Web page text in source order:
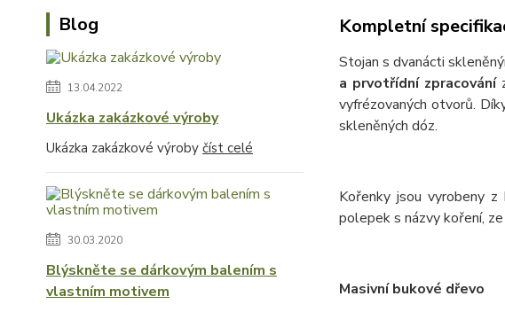
Blog
13.04.2022
Ukázka zakázkové výroby
Ukázka zakázkové výroby číst celé
30.03.2020
Blýskněte se dárkovým balením s
vlastním motivem
Kompletní
Stojan s dvanácti
a prvotřídní zpracování
vyfrézovaných otvorů.
skleněných dóz.
Kořenky jsou vyrobeny
polepek s názvy koření,
Masivní bukové dřevo